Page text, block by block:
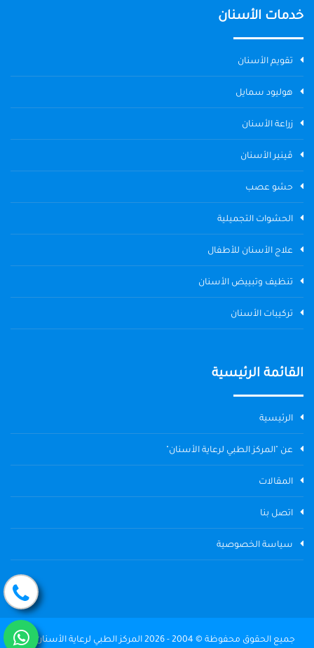
خدمات الأسنان
تقويم الأسنان
هوليود سمايل
زراعة الأسنان
ڤينير الأسنان
حشو عصب
الحشوات التجميلية
علاج الأسنان للأطفال
تنظيف وتبييض الأسنان
تركيبات الأسنان
القائمة الرئيسية
الرئيسية
عن "المركز الطبي لرعاية الأسنان"
المقالات
اتصل بنا
سياسة الخصوصية
جميع الحقوق محفوظة © 2004 - 2026 المركز الطبي لرعاية الأسنان The